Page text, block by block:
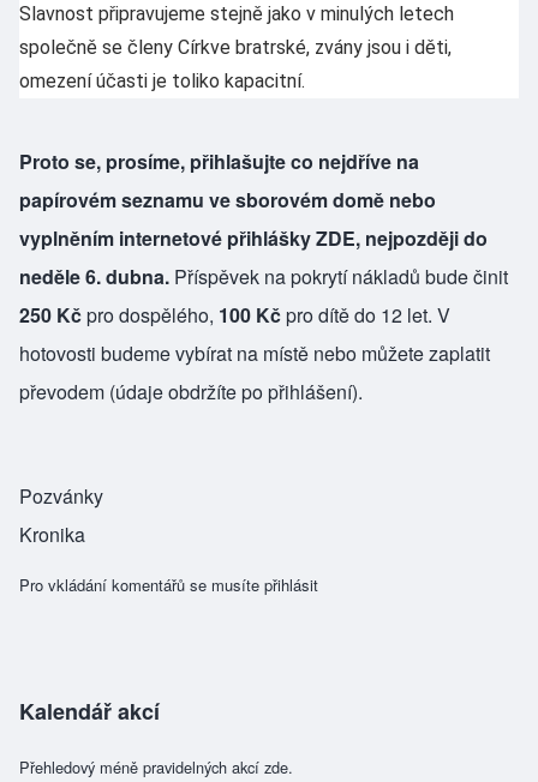
Slavnost připravujeme stejně jako v minulých letech
společně se členy Církve bratrské, zvány jsou i děti,
omezení účasti je toliko kapacitní.
Proto se, prosíme, přihlašujte co nejdříve na
papírovém seznamu ve sborovém domě nebo
vyplněním internetové přihlášky ZDE, nejpozději do
neděle 6. dubna. Příspěvek na pokrytí nákladů bude činit
250 Kčpro dospělého, 100 Kčpro dítě do 12 let. V
hotovosti budeme vybírat na místě nebo můžete zaplatit
převodem (údaje obdržíte po přihlášení).
Pozvánky
Kronika
Pro vkládání komentářů se musíte přihlásit
Kalendář akcí
Přehledový méně pravidelných akcí zde.